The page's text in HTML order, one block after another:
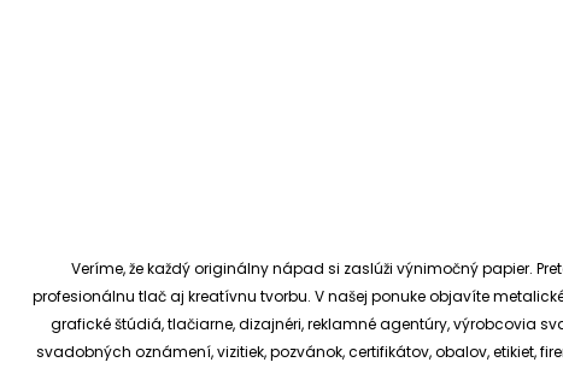
Veríme, že každý originálny nápad si zaslúži výnimočný papier.
profesionálnu tlač aj kreatívnu tvorbu. V našej ponuke objavíte
grafické štúdiá, tlačiarne, dizajnéri, reklamné agentúry, výrobcovia
svadobných oznámení, vizitiek, pozvánok, certifikátov, obalov, etikiet,